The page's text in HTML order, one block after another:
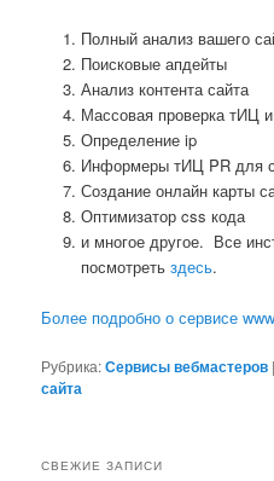
Полный анализ вашего
Поисковые апдейты
Анализ контента сайта
Массовая проверка тИЦ
Определение ip
Информеры тИЦ PR для
Создание онлайн карты
Оптимизатор css кода
и многое другое. Все
посмотреть здесь.
Более подробно о сервисе
Рубрика:Сервисы вебмастеров |
сайта
СВЕЖИЕ ЗАПИСИ